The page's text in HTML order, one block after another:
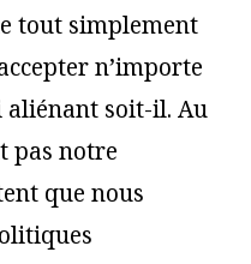
tout simplement
n’importe
soit-il. Au
pas notre
que nous